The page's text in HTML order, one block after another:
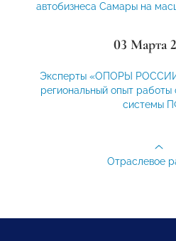
автобизнеса Самары на
03 Марта
Эксперты «ОПОРЫ
региональный опыт
системы
Отраслевое